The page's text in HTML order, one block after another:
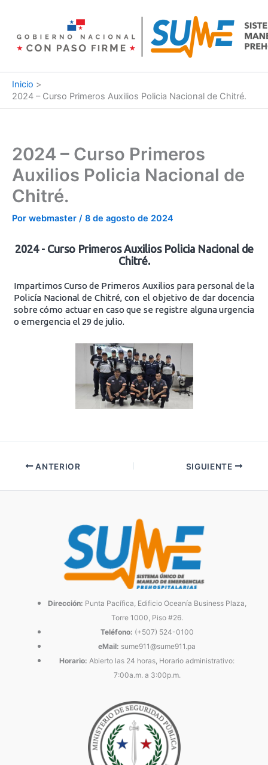
contenido
Inicio
2024 – Curso Primeros Auxilios Policia Nacional de Chitré.
2024 – Curso Primeros
Auxilios Policia Nacional de
Chitré.
Por webmaster / 8 de agosto de 2024
2024 - Curso Primeros Auxilios Policia Nacional de
Chitré.
Impartimos Curso de Primeros Auxilios para personal de la
Policía Nacional de Chitré, con el objetivo de dar docencia
sobre cómo actuar en caso que se registre alguna urgencia
o emergencia el 29 de julio.
ANTERIOR SIGUIENTE
Dirección: Punta Pacífica, Edificio Oceanía Business Plaza,
Torre 1000, Piso #26.
Teléfono: (+507) 524-0100
eMail: sume911@sume911.pa
Horario: Abierto las 24 horas, Horario administrativo:
7:00a.m. a 3:00p.m.